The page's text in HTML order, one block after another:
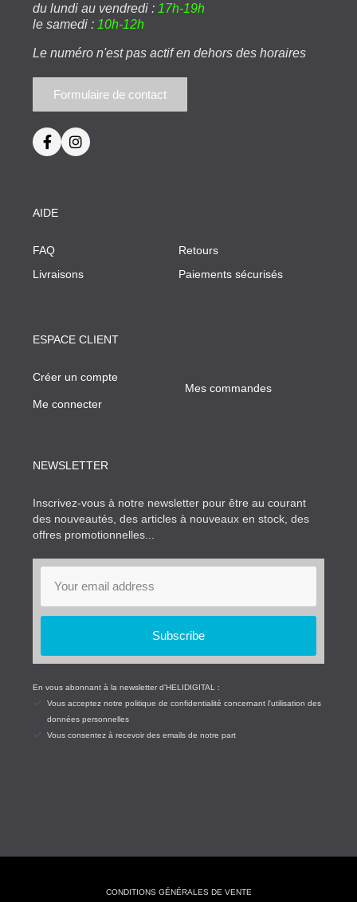
du lundi au vendredi : 17h-19h
le samedi : 10h-12h
Le numéro n'est pas actif en dehors des horaires
Formulaire de contact
AIDE
FAQ
Livraisons
Retours
Paiements sécurisés
ESPACE CLIENT
Créer un compte
Me connecter
Mes commandes
NEWSLETTER
Inscrivez-vous à notre newsletter pour être au courant
des nouveautés, des articles à nouveaux en stock, des
offres promotionnelles...
Subscribe
En vous abonnant à la newsletter d'HELIDIGITAL :
Vous acceptez notre politique de confidentialité concernant l'utilisation des
données personnelles
Vous consentez à recevoir des emails de notre part
CONDITIONS GÉNÉRALES DE VENTE